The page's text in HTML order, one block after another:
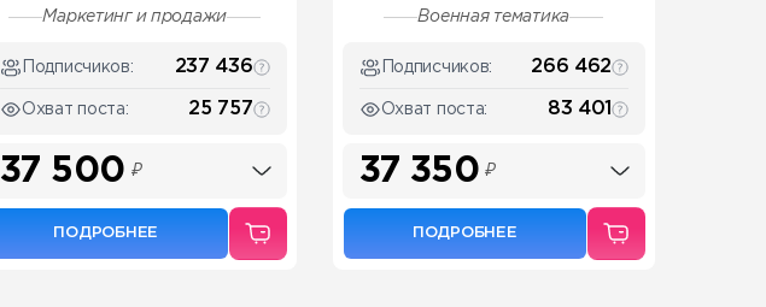
Маркетинг и продажи
Подписчиков: 237 436
Охват поста: 25 757
37 500 ₽
ПОДРОБНЕЕ
Военная тематика
Подписчиков: 266 462
Охват поста: 83 401
37 350₽
ПОДРОБНЕЕ